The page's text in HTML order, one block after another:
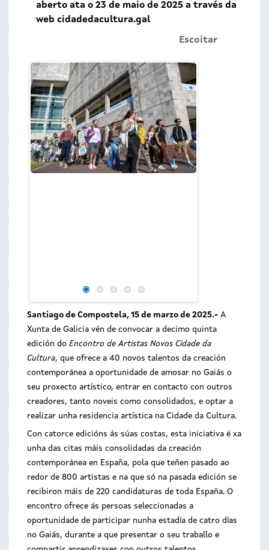
aberto ata o 23 de maio de 2025 a través da
web cidadedacultura.gal
Escoitar
Santiago de Compostela, 15 de marzo de 2025.- A
Xunta de Galicia vén de convocar a decimo quinta
edición do Encontro de Artistas Novos Cidade da
Cultura, que ofrece a 40 novos talentos da creación
contemporánea a oportunidade de amosar no Gaiás o
seu proxecto artístico, entrar en contacto con outros
creadores, tanto noveis como consolidados, e optar a
realizar unha residencia artística na Cidade da Cultura.
Con catorce edicións ás súas costas, esta iniciativa é xa
unha das citas máis consolidadas da creación
contemporánea en España, pola que teñen pasado ao
redor de 800 artistas e na que só na pasada edición se
recibiron máis de 220 candidaturas de toda España. O
encontro ofrece ás persoas seleccionadas a
oportunidade de participar nunha estadía de catro días
no Gaiás, durante a que presentar o seu traballo e